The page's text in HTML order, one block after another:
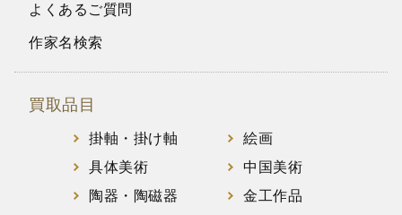
よくあるご質問
作家名検索
買取品目
掛軸・掛け軸
絵画
具体美術
中国美術
陶器・陶磁器
金工作品